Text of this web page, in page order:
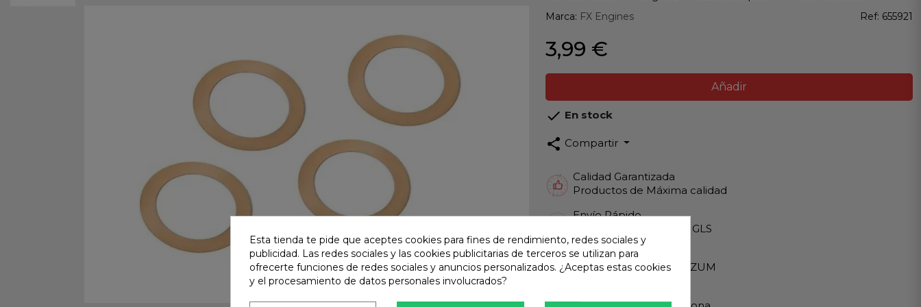
Marca: FX Engines Ref: 655921
3,99 €
Añadir
 En stock
share Compartir
Calidad Garantizada
Productos de Máxima calidad
Envío Rápido
Envios Internacionales GLS
Pago Seguro
TARJETA - PAYPAL - BIZUM
Esta tienda te pide que aceptes cookies para fines de rendimiento, redes sociales y
publicidad. Las redes sociales y las cookies publicitarias de terceros se utilizan para
ofrecerte funciones de redes sociales y anuncios personalizados. ¿Aceptas estas cookies
y el procesamiento de datos personales involucrados?